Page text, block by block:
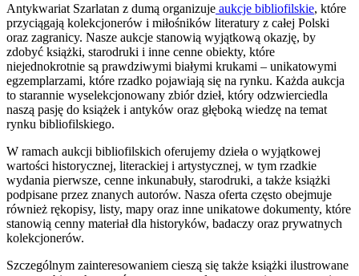
Antykwariat Szarlatan z dumą organizuje aukcje bibliofilskie, które
przyciągają kolekcjonerów i miłośników literatury z całej Polski
oraz zagranicy. Nasze aukcje stanowią wyjątkową okazję, by
zdobyć książki, starodruki i inne cenne obiekty, które
niejednokrotnie są prawdziwymi białymi krukami – unikatowymi
egzemplarzami, które rzadko pojawiają się na rynku. Każda aukcja
to starannie wyselekcjonowany zbiór dzieł, który odzwierciedla
naszą pasję do książek i antyków oraz głęboką wiedzę na temat
rynku bibliofilskiego.
W ramach aukcji bibliofilskich oferujemy dzieła o wyjątkowej
wartości historycznej, literackiej i artystycznej, w tym rzadkie
wydania pierwsze, cenne inkunabuły, starodruki, a także książki
podpisane przez znanych autorów. Nasza oferta często obejmuje
również rękopisy, listy, mapy oraz inne unikatowe dokumenty, które
stanowią cenny materiał dla historyków, badaczy oraz prywatnych
kolekcjonerów.
Szczególnym zainteresowaniem cieszą się także książki ilustrowane